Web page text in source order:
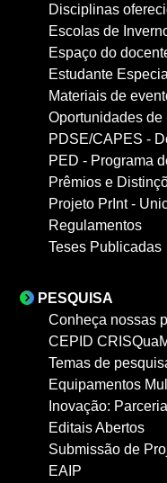
Disciplinas
Escolas de
Espaço do
Estudante Especial
Materiais de
Oportunidades de
PDSE/CAPES -
PED - Programa
Prêmios e
Projeto PrInt -
Regulamentos
Teses Publicadas
PESQUISA
Conheça nossas
CEPID
Temas de
Equipamentos
Inovação:
Editais Abertos
Submissão de
EAIP